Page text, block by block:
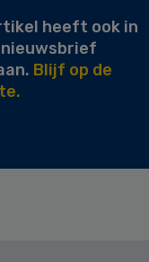
heeft ook in
Blijf op de